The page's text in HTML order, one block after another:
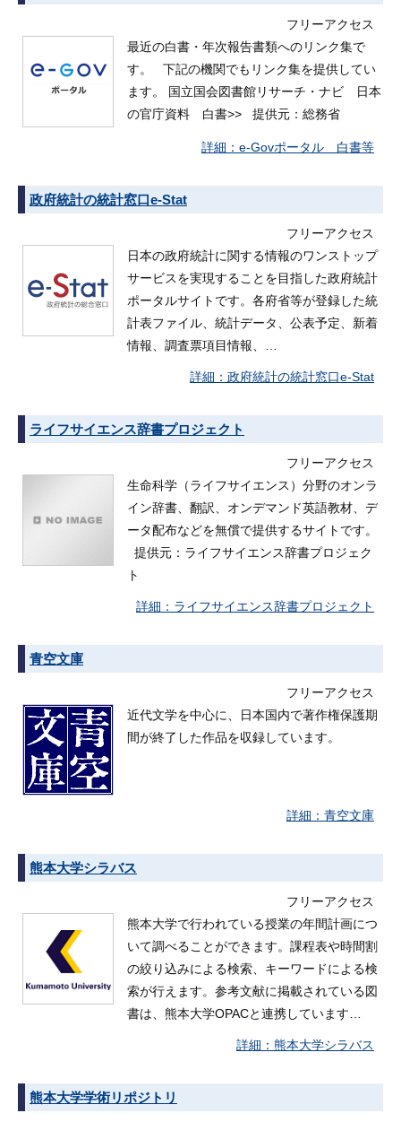
フリーアクセス
最近の白書・年次報告書類へのリンク集で
す。 下記の機関でもリンク集を提供してい
ます。 国立国会図書館リサーチ・ナビ 日本
の官庁資料 白書>> 提供元：総務省
e-Govポータル 白書等
政府統計の統計窓口e-Stat
フリーアクセス
日本の政府統計に関する情報のワンストップ
サービスを実現することを目指した政府統計
ポータルサイトです。各府省等が登録した統
計表ファイル、統計データ、公表予定、新着
情報、調査票項目情報、…
政府統計の統計窓口e-Stat
ライフサイエンス辞書プロジェクト
フリーアクセス
生命科学（ライフサイエンス）分野のオンラ
イン辞書、翻訳、オンデマンド英語教材、デ
ータ配布などを無償で提供するサイトです。
提供元：ライフサイエンス辞書プロジェク
ト
ライフサイエンス辞書プロジェクト
青空文庫
フリーアクセス
近代文学を中心に、日本国内で著作権保護期
間が終了した作品を収録しています。
青空文庫
熊本大学シラバス
フリーアクセス
熊本大学で行われている授業の年間計画につ
いて調べることができます。課程表や時間割
の絞り込みによる検索、キーワードによる検
索が行えます。参考文献に掲載されている図
書は、熊本大学OPACと連携しています…
熊本大学シラバス
熊本大学学術リポジトリ